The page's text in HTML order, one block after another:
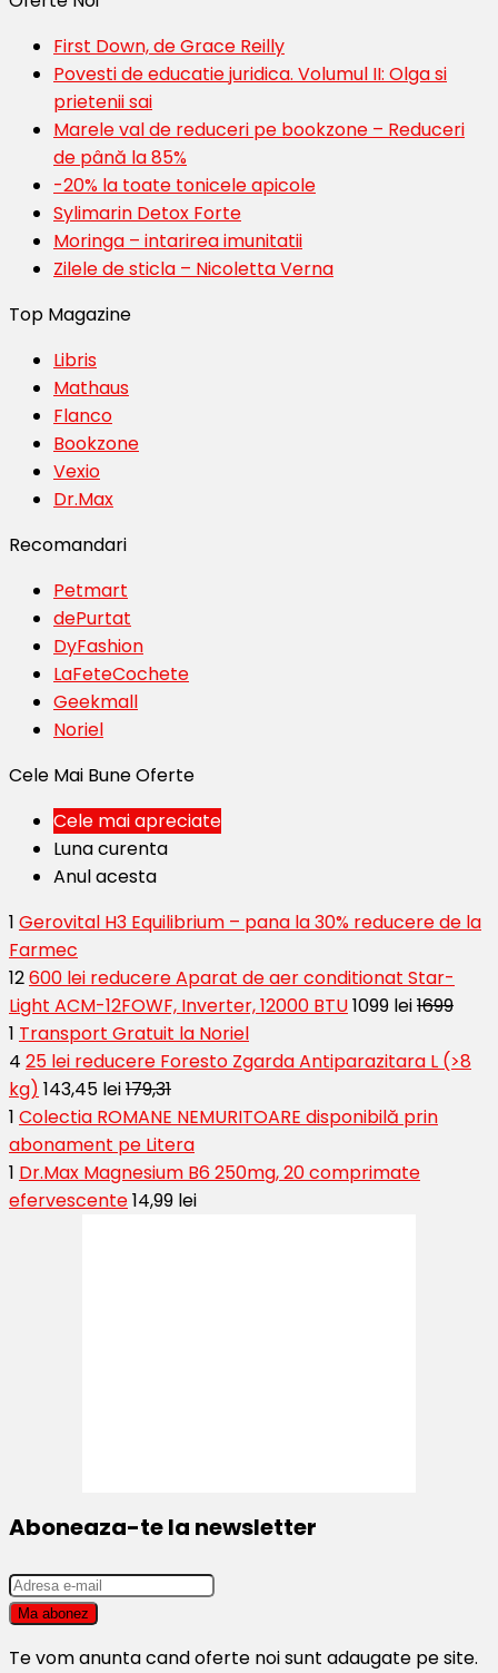
First Down, de Grace Reilly
Povesti de educatie juridica. Volumul II: Olga si
prietenii sai
Marele val de reduceri pe bookzone – Reduceri
de până la 85%
-20% la toate tonicele apicole
Sylimarin Detox Forte
Moringa – intarirea imunitatii
Zilele de sticla – Nicoletta Verna
Top Magazine
Libris
Mathaus
Flanco
Bookzone
Vexio
Dr.Max
Recomandari
Petmart
dePurtat
DyFashion
LaFeteCochete
Geekmall
Noriel
Cele Mai Bune Oferte
Cele mai apreciate
Luna curenta
Anul acesta
1 Gerovital H3 Equilibrium – pana la 30% reducere de la
Farmec
12600 lei reducere Aparat de aer conditionat Star-
Light ACM-12FOWF, Inverter, 12000 BTU1099 lei1699
1 Transport Gratuit la Noriel
4 25 lei reducere Foresto Zgarda Antiparazitara L (>8
kg) 143,45 lei179,31
1 Colectia ROMANE NEMURITOARE disponibilă prin
abonament pe Litera
1 Dr.Max Magnesium B6 250mg, 20 comprimate
efervescente14,99 lei
Aboneaza-te la newsletter
Te vom anunta cand oferte noi sunt adaugate pe site.